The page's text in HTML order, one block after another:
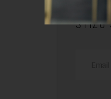
TRI
STIŽU